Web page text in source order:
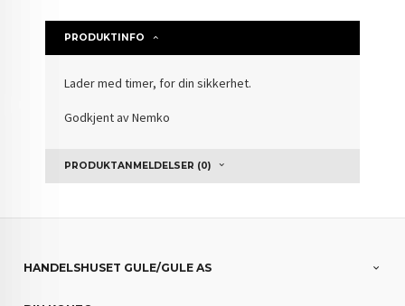
PRODUKTINFO
Lader med timer, for din sikkerhet.
Godkjent av Nemko
PRODUKTANMELDELSER (0)
HANDELSHUSET GULE/GULE AS